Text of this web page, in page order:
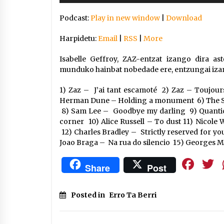
Mila esker guztioi!
Segura irratian Arrosaren 20
urteez
Hala Bedi irratiko Hizpidea
saioan Arrosaren 20 urteez
2021/07/03
Podcast:Play in new window Download
Harpidetu:Email RSS More
Isabelle Geffroy, ZAZ-entzat izango dira
munduko hainbat nobedade ere, entzungai
1) Zaz – J’ai tant escamoté 2) Zaz –
Herman Dune – Holding a monument 6) The
8) Sam Lee – Goodbye my darling 9)
corner 10) Alice Russell – To dust 11) Nicole
12) Charles Bradley – Strictly reserved for
Joao Braga – Na rua do silencio 15) Georges
Share Post
Posted in Erro Ta Berri